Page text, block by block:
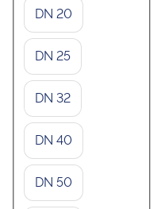
DN 20
DN 25
DN 32
DN 40
DN 50